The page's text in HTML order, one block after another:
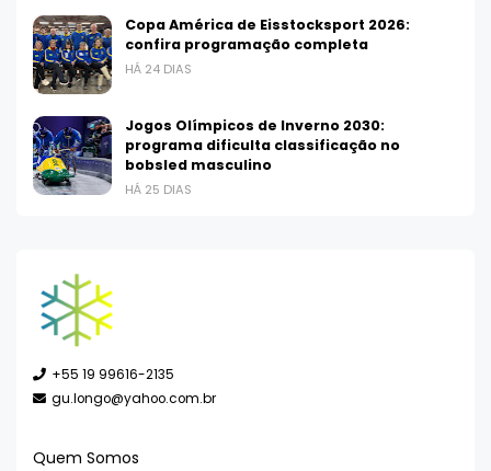
Copa América de Eisstocksport 2026:
confira programação completa
HÁ 24 DIAS
Jogos Olímpicos de Inverno 2030:
programa dificulta classificação no
bobsled masculino
HÁ 25 DIAS
+55 19 99616-2135
gu.longo@yahoo.com.br
Quem Somos